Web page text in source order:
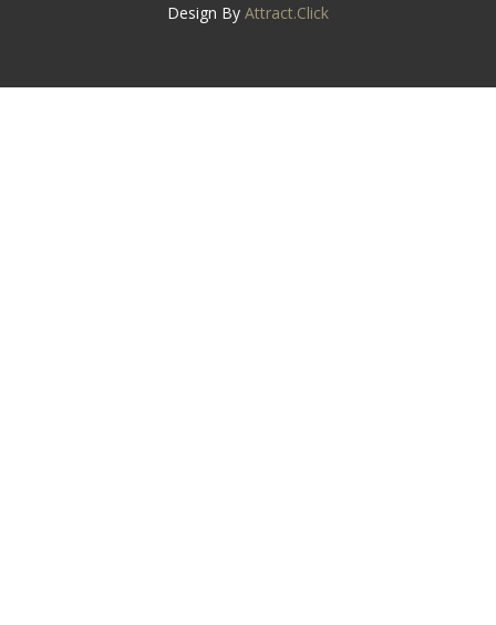
Design By Attract.Click